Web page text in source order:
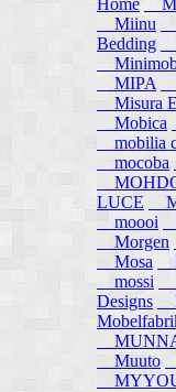
Home
Miinu
Bedding
MIPA
Misura
Mobica
mobilia
mocoba
LUCE
moooi
Morgen
Mosa
mossi
Designs
Muuto